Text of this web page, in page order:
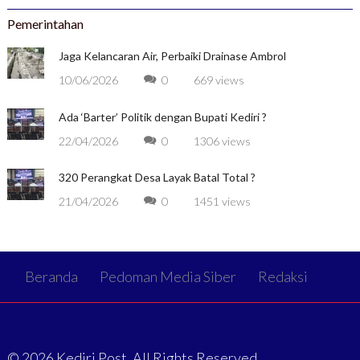
Pemerintahan
Jaga Kelancaran Air, Perbaiki Drainase Ambrol
10/06/2026
0 669 views
Ada ‘Barter’ Politik dengan Bupati Kediri ?
22/04/2026
0 1306 views
320 Perangkat Desa Layak Batal Total ?
21/04/2026
0 1451 views
Beranda Pedoman Media Siber Redaksi